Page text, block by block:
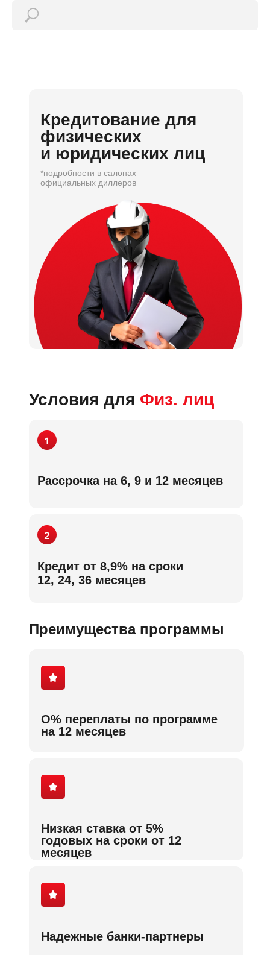
Кредитование для
физических
и юридических лиц
*подробности в салонах
официальных диллеров
Условия для Физ. лиц
Преимущества программы
Рассрочка на 6, 9 и 12 месяцев
Кредит от 8,9% на сроки
12, 24, 36 месяцев
О% переплаты по программе
на 12 месяцев
Низкая ставка от 5%
годовых на сроки от 12
месяцев
Надежные банки-партнеры